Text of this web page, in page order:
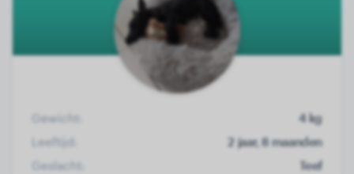
Gewicht:
4 kg
Leeftijd:
2 jaar, 8 maanden
Geslacht:
Teef